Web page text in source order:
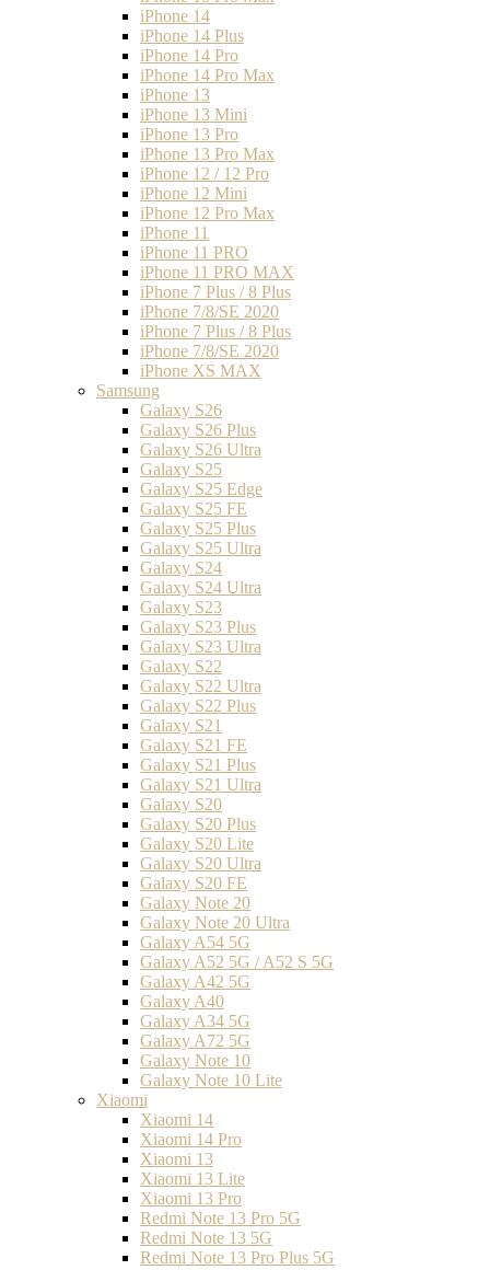
iPhone 14
iPhone 14 Plus
iPhone 14 Pro
iPhone 14 Pro Max
iPhone 13
iPhone 13 Mini
iPhone 13 Pro
iPhone 13 Pro Max
iPhone 12 / 12 Pro
iPhone 12 Mini
iPhone 12 Pro Max
iPhone 11
iPhone 11 PRO
iPhone 11 PRO MAX
iPhone 7 Plus / 8 Plus
iPhone 7/8/SE 2020
iPhone 7 Plus / 8 Plus
iPhone 7/8/SE 2020
iPhone XS MAX
Samsung
Galaxy S26
Galaxy S26 Plus
Galaxy S26 Ultra
Galaxy S25
Galaxy S25 Edge
Galaxy S25 FE
Galaxy S25 Plus
Galaxy S25 Ultra
Galaxy S24
Galaxy S24 Ultra
Galaxy S23
Galaxy S23 Plus
Galaxy S23 Ultra
Galaxy S22
Galaxy S22 Ultra
Galaxy S22 Plus
Galaxy S21
Galaxy S21 FE
Galaxy S21 Plus
Galaxy S21 Ultra
Galaxy S20
Galaxy S20 Plus
Galaxy S20 Lite
Galaxy S20 Ultra
Galaxy S20 FE
Galaxy Note 20
Galaxy Note 20 Ultra
Galaxy A54 5G
Galaxy A52 5G / A52 S 5G
Galaxy A42 5G
Galaxy A40
Galaxy A34 5G
Galaxy A72 5G
Galaxy Note 10
Galaxy Note 10 Lite
Xiaomi
Xiaomi 14
Xiaomi 14 Pro
Xiaomi 13
Xiaomi 13 Lite
Xiaomi 13 Pro
Redmi Note 13 Pro 5G
Redmi Note 13 5G
Redmi Note 13 Pro Plus 5G